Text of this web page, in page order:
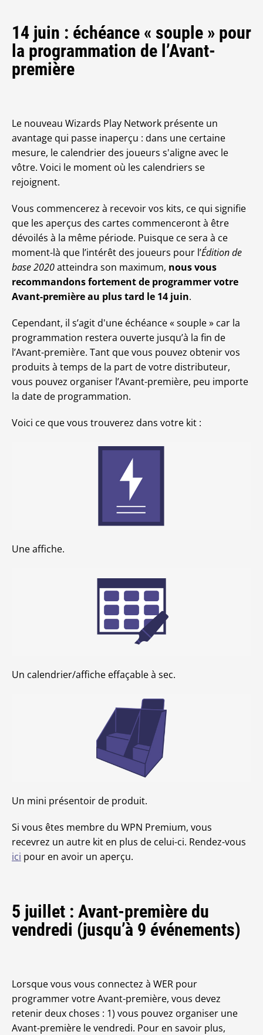
14 juin : échéance « souple » pour
la programmation de l’Avant-
première
Le nouveau Wizards Play Network présente un
avantage qui passe inaperçu : dans une certaine
mesure, le calendrier des joueurs s'aligne avec le
vôtre. Voici le moment où les calendriers se
rejoignent.
Vous commencerez à recevoir vos kits, ce qui signifie
que les aperçus des cartes commenceront à être
dévoilés à la même période. Puisque ce sera à ce
moment-là que l’intérêt des joueurs pour l’Édition de
base 2020atteindra son maximum, nous vous
recommandons fortement de programmer votre
Avant-première au plus tard le 14 juin.
Cependant, il s’agit d'une échéance « souple » car la
programmation restera ouverte jusqu’à la fin de
l’Avant-première. Tant que vous pouvez obtenir vos
produits à temps de la part de votre distributeur,
vous pouvez organiser l’Avant-première, peu importe
la date de programmation.
Voici ce que vous trouverez dans votre kit :
Une affiche.
Un calendrier/affiche effaçable à sec.
Un mini présentoir de produit.
Si vous êtes membre du WPN Premium, vous
recevrez un autre kit en plus de celui-ci. Rendez-vous
ici pour en avoir un aperçu.
5 juillet : Avant-première du
vendredi (jusqu’à 9 événements)
Lorsque vous vous connectez à WER pour
programmer votre Avant-première, vous devez
retenir deux choses : 1) vous pouvez organiser une
Avant-première le vendredi. Pour en savoir plus,